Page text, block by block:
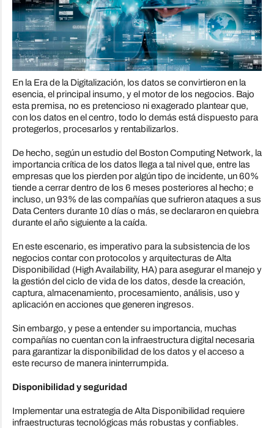
En la Era de la Digitalización, los datos se convirtieron en la
esencia, el principal insumo, y el motor de los negocios. Bajo
esta premisa, no es pretencioso ni exagerado plantear que,
con los datos en el centro, todo lo demás está dispuesto para
protegerlos, procesarlos y rentabilizarlos.
De hecho, según un estudio del Boston Computing Network, la
importancia crítica de los datos llega a tal nivel que, entre las
empresas que los pierden por algún tipo de incidente, un 60%
tiende a cerrar dentro de los 6 meses posteriores al hecho; e
incluso, un 93% de las compañías que sufrieron ataques a sus
Data Centers durante 10 días o más, se declararon en quiebra
durante el año siguiente a la caída.
En este escenario, es imperativo para la subsistencia de los
negocios contar con protocolos y arquitecturas de Alta
Disponibilidad (High Availability, HA) para asegurar el manejo y
la gestión del ciclo de vida de los datos, desde la creación,
captura, almacenamiento, procesamiento, análisis, uso y
aplicación en acciones que generen ingresos.
Sin embargo, y pese a entender su importancia, muchas
compañías no cuentan con la infraestructura digital necesaria
para garantizar la disponibilidad de los datos y el acceso a
este recurso de manera ininterrumpida.
Disponibilidad y seguridad
Implementar una estrategia de Alta Disponibilidad requiere
infraestructuras tecnológicas más robustas y confiables.